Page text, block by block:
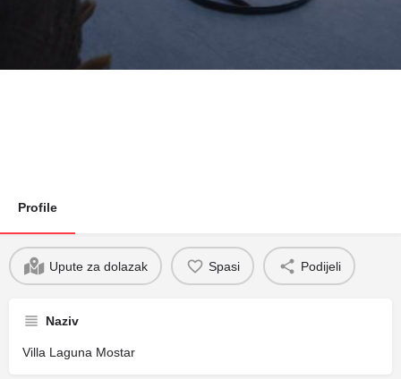
Profile
Upute za dolazak Spasi Podijeli
Naziv
Villa Laguna Mostar